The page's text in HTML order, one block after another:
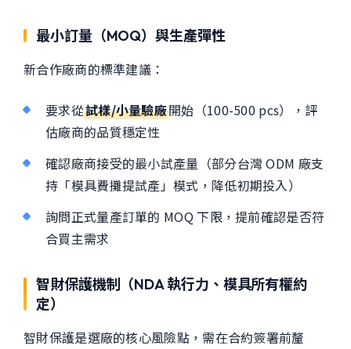
最小訂量（MOQ）與生產彈性
新合作廠商的標準建議：
要求從試樣/小量驗廠開始（100-500 pcs），評
估廠商的品質穩定性
確認廠商接受的最小試產量（部分台灣 ODM 廠支
持「模具費攤提試產」模式，降低初期投入）
詢問正式量產訂單的 MOQ 下限，提前確認是否符
合買主需求
智財保護機制（NDA 執行力、模具所有權約
定）
智財保護是選廠的核心風險點，需在合約簽署前釐